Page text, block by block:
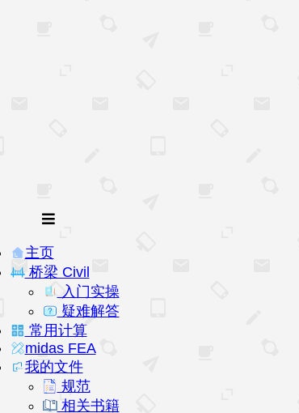
主页
桥梁 Civil
入门实操
疑难解答
常用计算
midas FEA
我的文件
规范
相关书籍